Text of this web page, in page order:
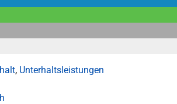
, Unterhaltsleistungen